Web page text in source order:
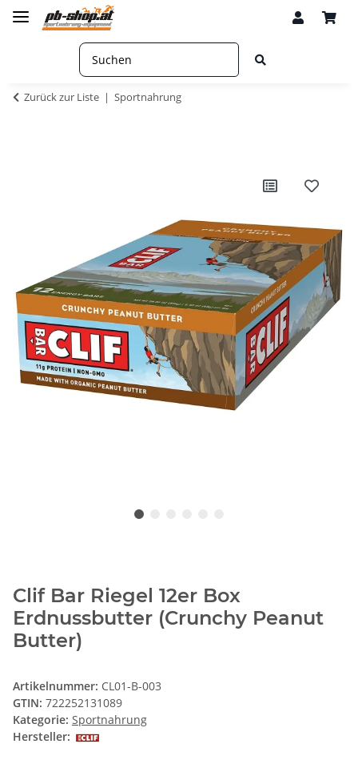
Zurück zur Liste Sportnahrung
Clif Bar Riegel 12er Box
Erdnussbutter (Crunchy Peanut
Butter)
Artikelnummer: CL01-B-003
GTIN: 722252131089
Kategorie: Sportnahrung
Hersteller: